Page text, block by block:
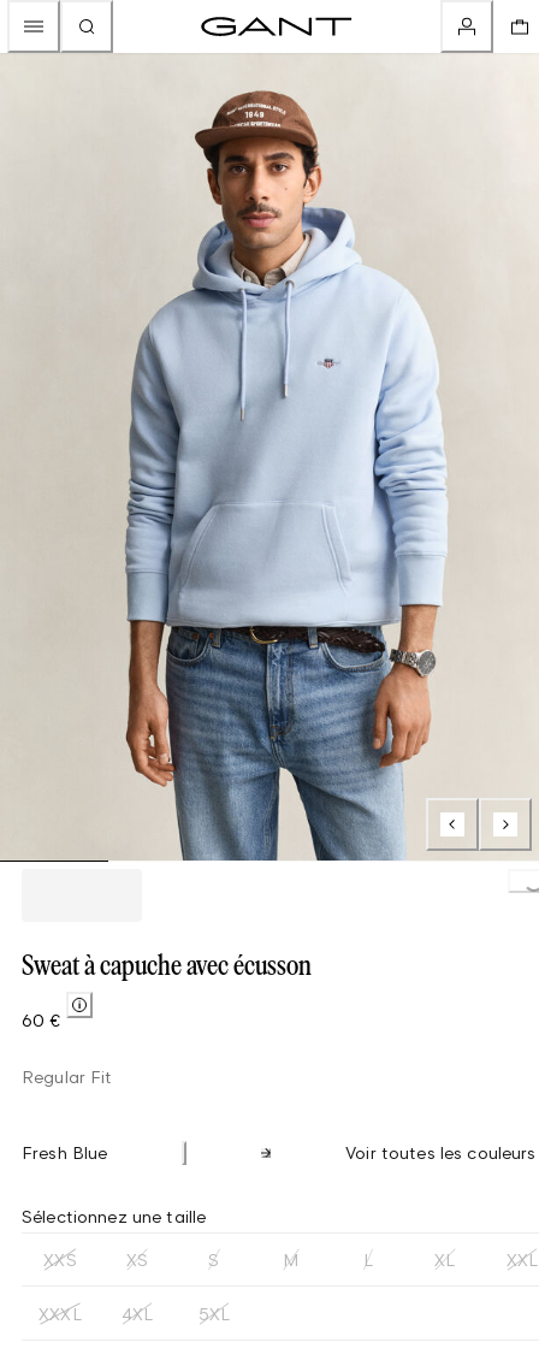
Sweat à capuche avec écusson
60 €
Regular Fit
Fresh Blue Voir toutes les couleurs
Sélectionnez une taille
XXS XS S M L XL XXL
XXXL 4XL 5XL